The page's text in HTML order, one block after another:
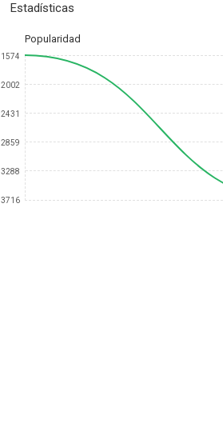
Estadísticas
Popularidad
1574
2002
2431
2859
3288
3716